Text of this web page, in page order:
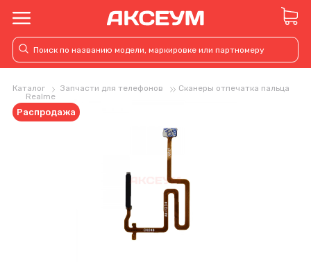
Каталог Запчасти для телефонов
Сканеры отпечатка пальца
Realme
Распродажа